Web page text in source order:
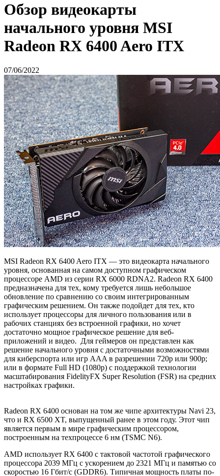
Обзор видеокарты
начального уровня MSI
Radeon RX 6400 Aero ITX
07/06/2022
MSI Radeon RX 6400 Aero ITX — это видеокарта начального
уровня, основанная на самом доступном графическом
процессоре AMD из серии RX 6000 RDNA2. Radeon RX 6400
предназначена для тех, кому требуется лишь небольшое
обновление по сравнению со своим интегрированным
графическим решением. Он также подойдет для тех, кто
использует процессоры для личного пользования или в
рабочих станциях без встроенной графики, но хочет
достаточно мощное графическое решение для веб-
приложений и видео. Для геймеров он представлен как
решение начального уровня с достаточными возможностями
для киберспорта или игр AAA в разрешении 720p или 900p;
или в формате Full HD (1080p) с поддержкой технологии
масштабирования FidelityFX Super Resolution (FSR) на средних
настройках графики.
Radeon RX 6400 основан на том же чипе архитектуры Navi 23,
что и RX 6500 XT, выпущенный ранее в этом году. Этот чип
является первым в мире графическим процессором,
построенным на техпроцессе 6 нм (TSMC N6).
AMD использует RX 6400 с тактовой частотой графического
процессора 2039 МГц с ускорением до 2321 МГц и памятью со
скоростью 16 Гбит/с (GDDR6). Типичная мощность платы по-